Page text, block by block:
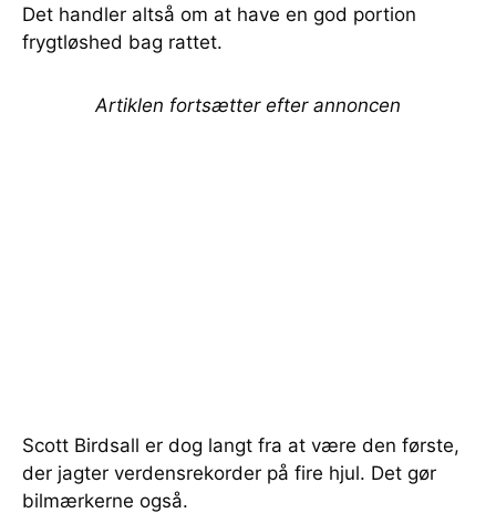
Det handler altså om at have en god portion
frygtløshed bag rattet.
Artiklen fortsætter efter annoncen
Scott Birdsall er dog langt fra at være den første,
der jagter verdensrekorder på fire hjul. Det gør
bilmærkerne også.